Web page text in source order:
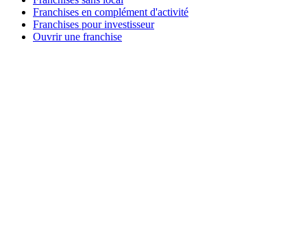
Franchises en complément d'activité
Franchises pour investisseur
Ouvrir une franchise